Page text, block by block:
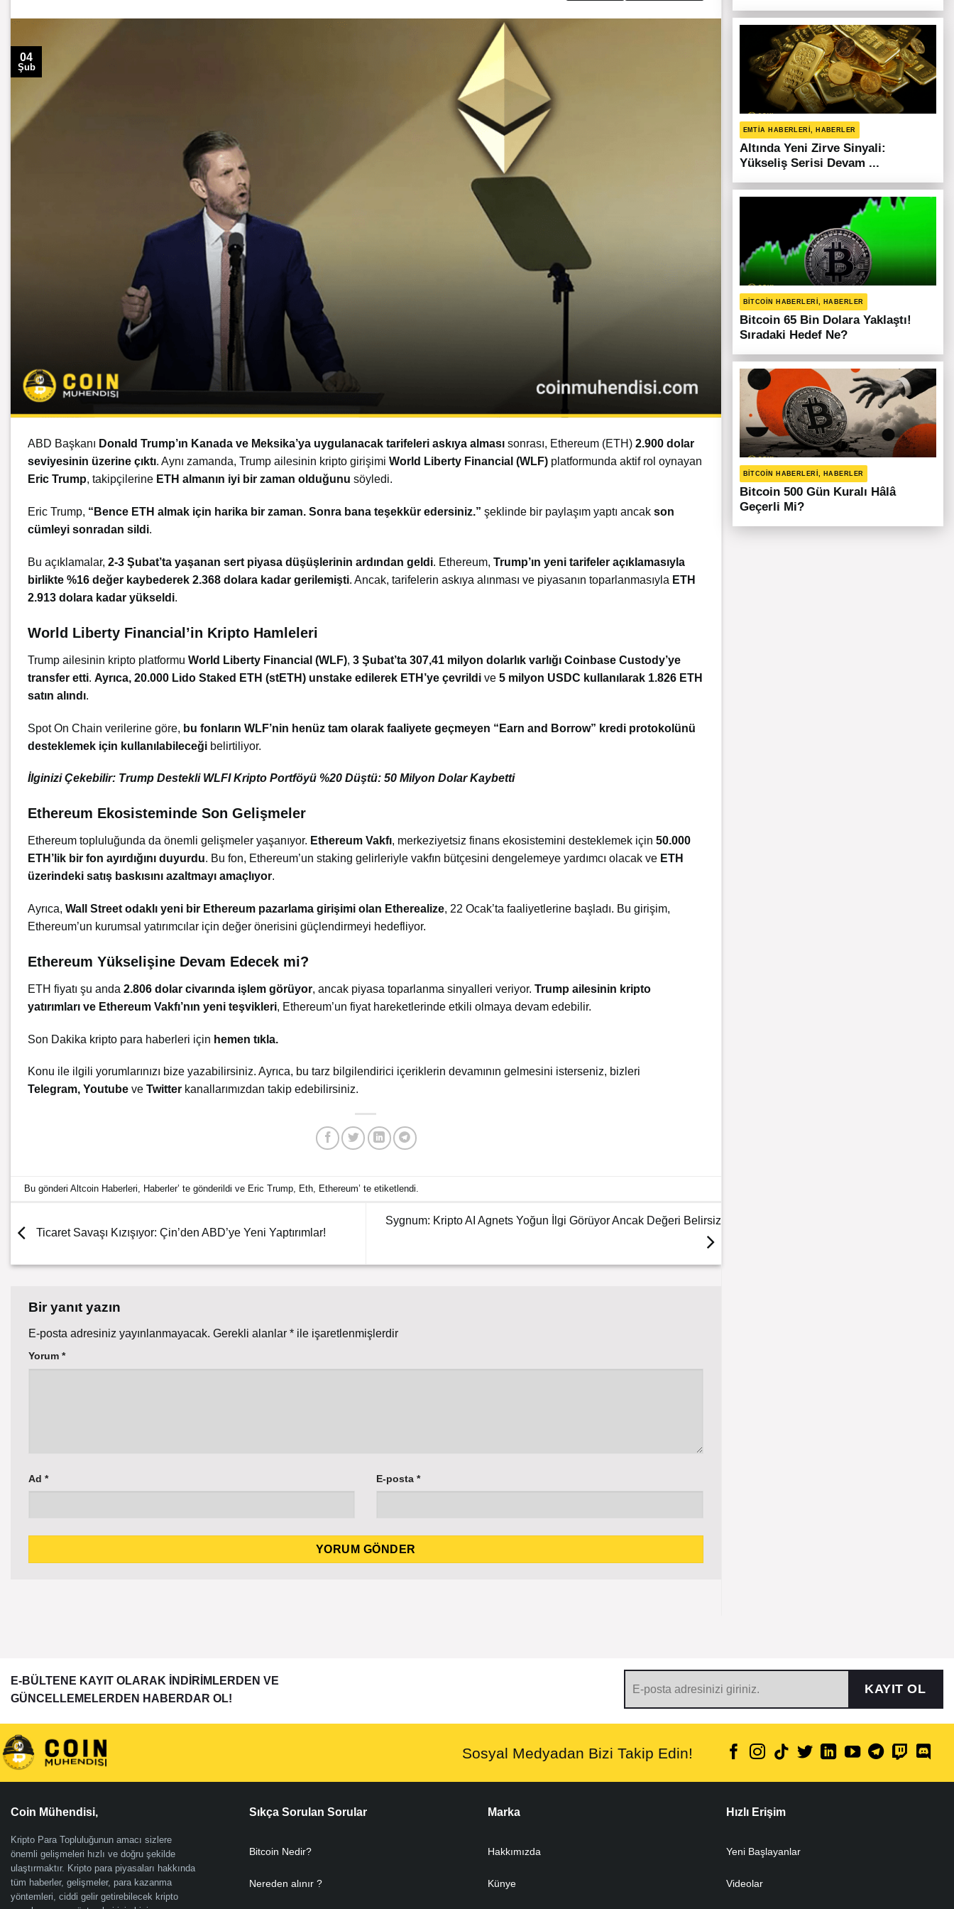
04
Şub
ABD Başkanı Donald Trump’ın Kanada ve Meksika’ya uygulanacak tarifeleri askıya alması sonrası, Ethereum (ETH) 2.900 dolar
seviyesinin üzerine çıktı. Aynı zamanda, Trump ailesinin kripto girişimi World Liberty Financial (WLF) platformunda aktif rol oynayan
Eric Trump, takipçilerine ETH almanın iyi bir zaman olduğunu söyledi.
Eric Trump, “Bence ETH almak için harika bir zaman. Sonra bana teşekkür edersiniz.” şeklinde bir paylaşım yaptı ancak son
cümleyi sonradan sildi.
Bu açıklamalar, 2-3 Şubat’ta yaşanan sert piyasa düşüşlerinin ardından geldi. Ethereum, Trump’ın yeni tarifeler açıklamasıyla
birlikte %16 değer kaybederek 2.368 dolara kadar gerilemişti. Ancak, tarifelerin askıya alınması ve piyasanın toparlanmasıyla ETH
2.913 dolara kadar yükseldi.
World Liberty Financial’in Kripto Hamleleri
Trump ailesinin kripto platformu World Liberty Financial (WLF), 3 Şubat’ta 307,41 milyon dolarlık varlığı Coinbase Custody’ye
transfer etti. Ayrıca, 20.000 Lido Staked ETH (stETH) unstake edilerek ETH’ye çevrildi ve 5 milyon USDC kullanılarak 1.826 ETH
satın alındı.
Spot On Chain verilerine göre, bu fonların WLF’nin henüz tam olarak faaliyete geçmeyen “Earn and Borrow” kredi protokolünü
desteklemek için kullanılabileceği belirtiliyor.
İlginizi Çekebilir: Trump Destekli WLFI Kripto Portföyü %20 Düştü: 50 Milyon Dolar Kaybetti
Ethereum Ekosisteminde Son Gelişmeler
Ethereum topluluğunda da önemli gelişmeler yaşanıyor. Ethereum Vakfı, merkeziyetsiz finans ekosistemini desteklemek için 50.000
ETH’lik bir fon ayırdığını duyurdu. Bu fon, Ethereum’un staking gelirleriyle vakfın bütçesini dengelemeye yardımcı olacak ve ETH
üzerindeki satış baskısını azaltmayı amaçlıyor.
Ayrıca, Wall Street odaklı yeni bir Ethereum pazarlama girişimi olan Etherealize, 22 Ocak’ta faaliyetlerine başladı. Bu girişim,
Ethereum’un kurumsal yatırımcılar için değer önerisini güçlendirmeyi hedefliyor.
Ethereum Yükselişine Devam Edecek mi?
ETH fiyatı şu anda 2.806 dolar civarında işlem görüyor, ancak piyasa toparlanma sinyalleri veriyor. Trump ailesinin kripto
yatırımları ve Ethereum Vakfı’nın yeni teşvikleri, Ethereum’un fiyat hareketlerinde etkili olmaya devam edebilir.
Son Dakika kripto para haberleri için hemen tıkla.
Konu ile ilgili yorumlarınızı bize yazabilirsiniz. Ayrıca, bu tarz bilgilendirici içeriklerin devamının gelmesini isterseniz, bizleri
Telegram, Youtube ve Twitter kanallarımızdan takip edebilirsiniz.
Bu gönderiAltcoin Haberleri Haberler’ te gönderildi ve Eric Trump Eth Ethereum’ te etiketlendi.
Ticaret Savaşı Kızışıyor: Çin’den ABD’ye Yeni Yaptırımlar!
Sygnum: Kripto AI Agnets Yoğun İlgi Görüyor Ancak Değeri Belirsiz
Bir yanıt yazın
E-posta adresiniz yayınlanmayacak. Gerekli alanlar * ile işaretlenmişlerdir
Yorum *
Ad * E-posta*
EMTIA HABERLERI, HABERLER
Altında Yeni Zirve Sinyali:
Yükseliş Serisi Devam ...
BITCOIN HABERLERI, HABERLER
Bitcoin 65 Bin Dolara Yaklaştı!
Sıradaki Hedef Ne?
BITCOIN HABERLERI, HABERLER
Bitcoin 500 Gün Kuralı Hâlâ
Geçerli Mi?
E-BÜLTENE KAYIT OLARAK İNDİRİMLERDEN VE
GÜNCELLEMELERDEN HABERDAR OL!
KAYIT OL
Sosyal Medyadan Bizi Takip Edin!
Coin Mühendisi,
Kripto Para Topluluğunun amacı sizlere
önemli gelişmeleri hızlı ve doğru şekilde
ulaştırmaktır. Kripto para piyasaları hakkında
tüm haberler, gelişmeler, para kazanma
yöntemleri, ciddi gelir getirebilecek kripto
Sıkça Sorulan Sorular
Bitcoin Nedir?
Nereden alınır ?
Marka
Hakkımızda
Künye
Hızlı Erişim
Yeni Başlayanlar
Videolar